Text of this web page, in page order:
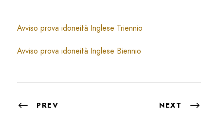
Avviso prova idoneità Inglese Triennio
Avviso prova idoneità Inglese Biennio
PREV NEXT